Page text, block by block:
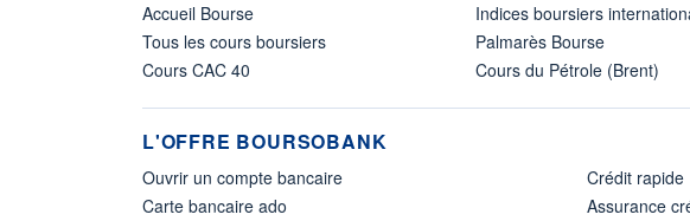
Accueil Bourse
Tous les cours boursiers
Cours CAC 40
Indices boursiers
Palmarès Bourse
Cours du Pétrole (Brent)
L'OFFRE BOURSOBANK
Ouvrir un compte bancaire
Carte bancaire ado
Crédit rapide
Assurance